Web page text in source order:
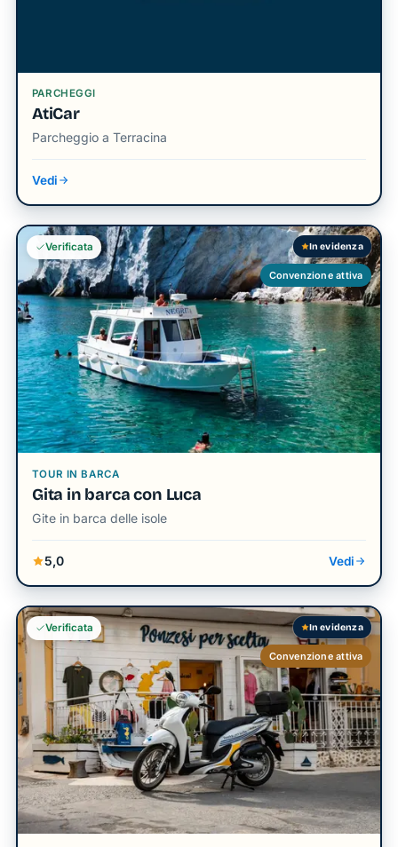
PARCHEGGI
AtiCar
Parcheggio a Terracina
Vedi
TOUR IN BARCA
Gita in barca con Luca
Gite in barca delle isole
5,0 Vedi
Verificata
Convenzione attiva
In evidenza
Verificata
Convenzione attiva
In evidenza